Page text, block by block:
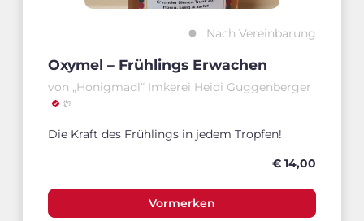
Nach Vereinbarung
Oxymel – Frühlings Erwachen
von „Honigmadl“ Imkerei Heidi Guggenberger
Die Kraft des Frühlings in jedem Tropfen!
€ 14,00
Vormerken